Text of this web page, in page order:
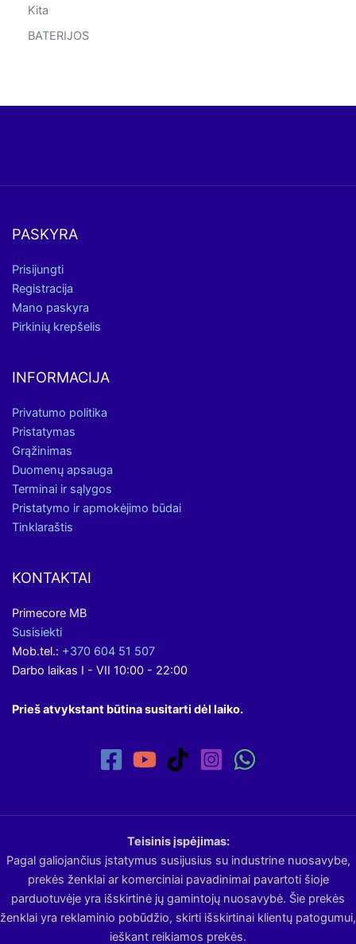
Kita
BATERIJOS
PASKYRA
Prisijungti
Registracija
Mano paskyra
Pirkinių krepšelis
INFORMACIJA
Privatumo politika
Pristatymas
Grąžinimas
Duomenų apsauga
Terminai ir sąlygos
Pristatymo ir apmokėjimo būdai
Tinklaraštis
KONTAKTAI
Primecore MB
Susisiekti
Mob.tel.: +370 604 51 507
Darbo laikas I - VII 10:00 - 22:00
Prieš atvykstant būtina susitarti dėl laiko.
Teisinis įspėjimas:
Pagal galiojančius įstatymus susijusius su industrine nuosavybe,
prekės ženklai ar komerciniai pavadinimai pavartoti šioje
parduotuvėje yra išskirtinė jų gamintojų nuosavybė. Šie prekės
ženklai yra reklaminio pobūdžio, skirti išskirtinai klientų patogumui,
ieškant reikiamos prekės.